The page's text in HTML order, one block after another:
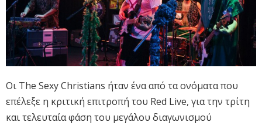
Οι The Sexy Christians ήταν ένα από τα ονόματα που
επέλεξε η κριτική επιτροπή του Red Live, για την τρίτη
και τελευταία φάση του μεγάλου διαγωνισμού